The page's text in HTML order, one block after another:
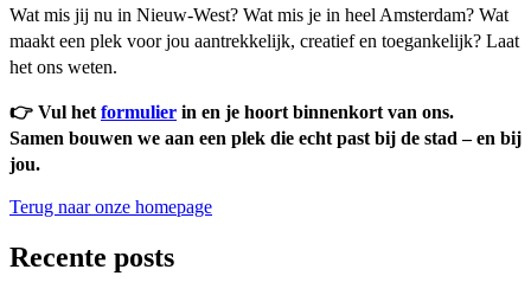
Wat mis jij nu in Nieuw-West? Wat mis je in heel Amsterdam? Wat
maakt een plek voor jou aantrekkelijk, creatief en toegankelijk? Laat
het ons weten.
👉 Vul het formulier in en je hoort binnenkort van ons.
Samen bouwen we aan een plek die echt past bij de stad – en bij
jou.
Terug naar onze homepage
Recente posts